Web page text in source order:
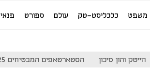
משפט כלכליסט-טק עולם ספורט פנאי
הייטק והון סיכון הסטארטאפים המבטיחים 25